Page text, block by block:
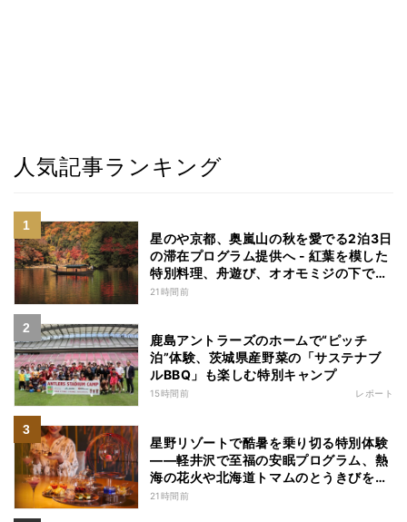
人気記事ランキング
星のや京都、奥嵐山の秋を愛でる2泊3日
の滞在プログラム提供へ - 紅葉を模した
特別料理、舟遊び、オオモミジの下でお
こなう深呼吸など
21時間前
鹿島アントラーズのホームで“ピッチ
泊”体験、茨城県産野菜の「サステナブ
ルBBQ」も楽しむ特別キャンプ
15時間前 レポート
星野リゾートで酷暑を乗り切る特別体験
——軽井沢で至福の安眠プログラム、熱
海の花火や北海道トマムのとうきびを主
役にしたアフタヌーンティー
21時間前